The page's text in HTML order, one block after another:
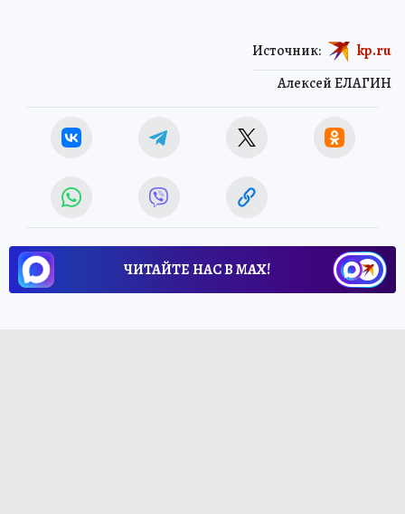
Алексей ЕЛАГИН
Источник: kp.ru
ЧИТАЙТЕ НАС В МАХ!